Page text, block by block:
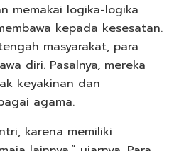
memakai logika-logika
kepada kesesatan.
masyarakat, para
diri. Pasalnya, mereka
keyakinan dan
agama.
karena memiliki